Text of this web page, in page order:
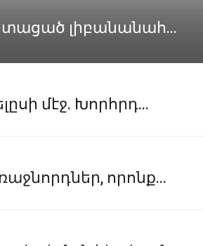
լիբանանահ...
մէջ. Խորհրդ...
որոնք...